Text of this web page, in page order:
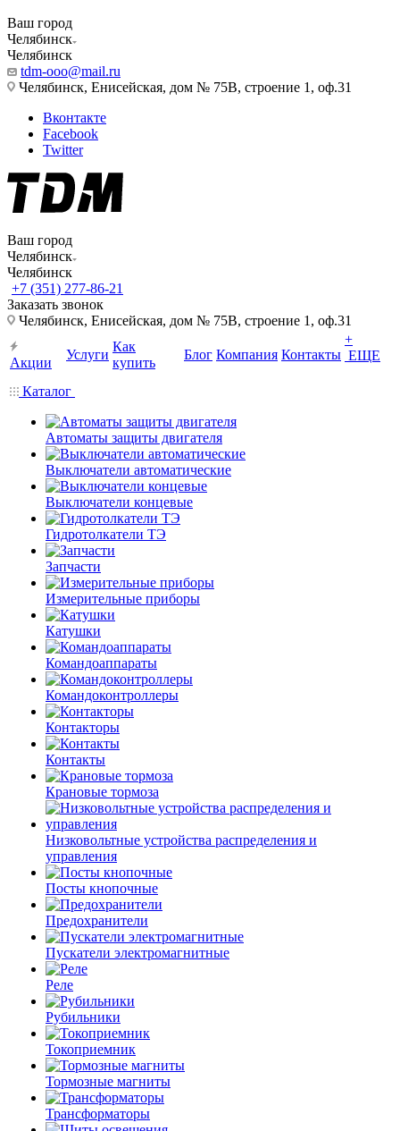
Ваш город
Челябинск
Челябинск
tdm-ooo@mail.ru
Челябинск, Енисейская, дом № 75В, строение 1, оф.31
Вконтакте
Facebook
Twitter
Ваш город
Челябинск
Челябинск
+7 (351) 277-86-21
Заказать звонок
Челябинск, Енисейская, дом № 75В, строение 1, оф.31
Акции
Услуги
Как
купить
Блог Компания Контакты
+
ЕЩЕ
Каталог
Автоматы защиты двигателя
Выключатели автоматические
Выключатели концевые
Гидротолкатели ТЭ
Запчасти
Измерительные приборы
Катушки
Командоаппараты
Командоконтроллеры
Контакторы
Контакты
Крановые тормоза
Низковольтные устройства распределения и
управления
Посты кнопочные
Предохранители
Пускатели электромагнитные
Реле
Рубильники
Токоприемник
Тормозные магниты
Трансформаторы